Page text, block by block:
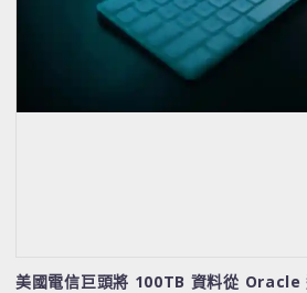
美國電信巨頭將 100TB 資料從 Oracle